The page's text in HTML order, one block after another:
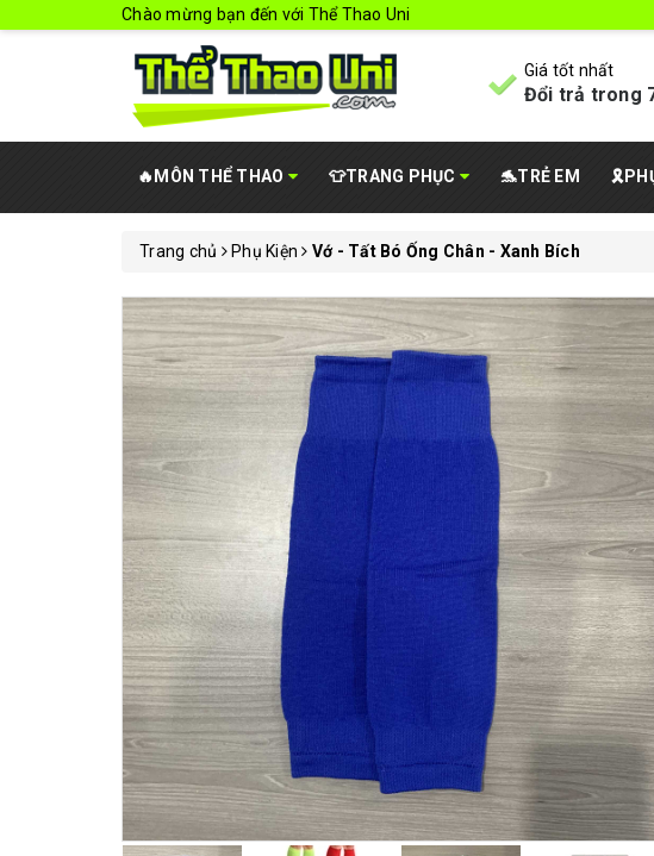
Chào mừng bạn đến với Thể Thao Uni
Giá tốt nhất
Đổi trả trong
🔥MÔN THỂ THAO 👕TRANG PHỤC 🐬TRẺ EM
Trang chủ Phụ Kiện Vớ - Tất Bó Ống Chân - Xanh Bích